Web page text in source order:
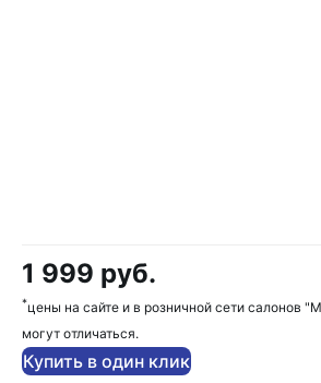
1 999 руб.
*цены на сайте и в розничной сети салонов
могут отличаться.
Купить в один клик